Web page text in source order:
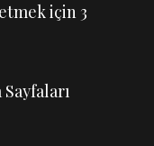
için 3